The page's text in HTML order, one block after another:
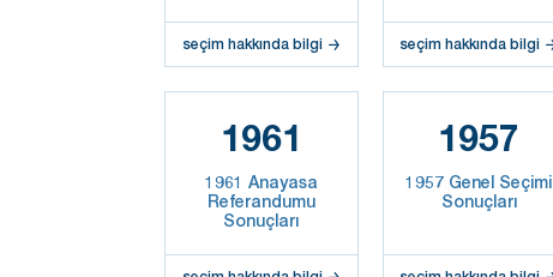
seçim hakkında bilgi seçim hakkında bilgi
1961
1961 Anayasa
Referandumu
Sonuçları
1957
1957 Genel Seçimi
Sonuçları